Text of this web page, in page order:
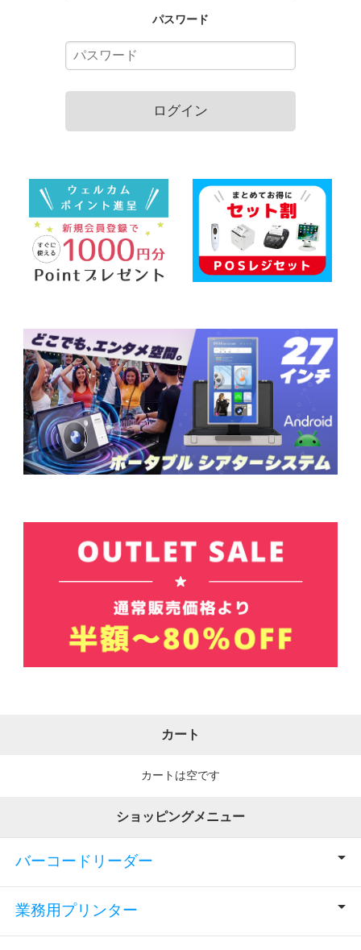
パスワード
ログイン
カート
カートは空です
ショッピングメニュー
バーコードリーダー
業務用プリンター